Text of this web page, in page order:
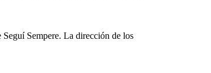
Sempere. La dirección de los